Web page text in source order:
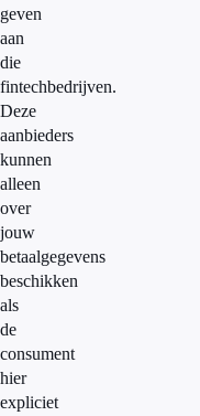
geven
aan
die
fintechbedrijven.
Deze
aanbieders
kunnen
alleen
over
jouw
betaalgegevens
beschikken
als
de
consument
hier
expliciet